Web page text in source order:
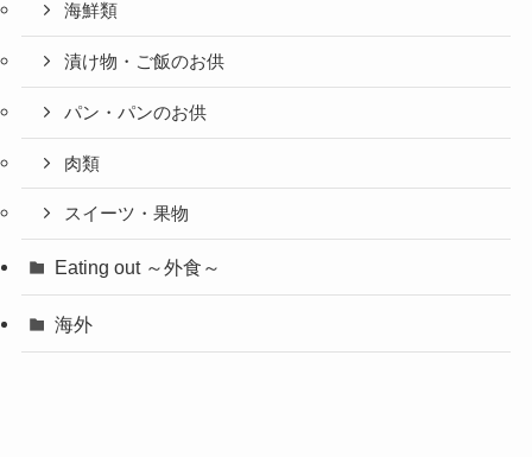
海鮮類
漬け物・ご飯のお供
パン・パンのお供
肉類
スイーツ・果物
Eating out ～外食～
海外